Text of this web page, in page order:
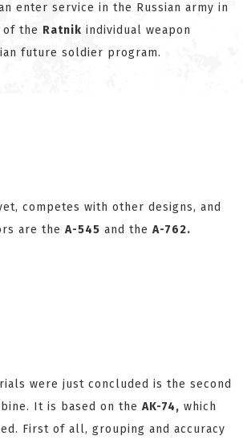
enter service in the Russian army in
the Ratnik individual weapon
future soldier program.
competes with other designs, and
are the A-545 and the A-762.
were just concluded is the second
It is based on the AK-74, which
First of all, grouping and accuracy